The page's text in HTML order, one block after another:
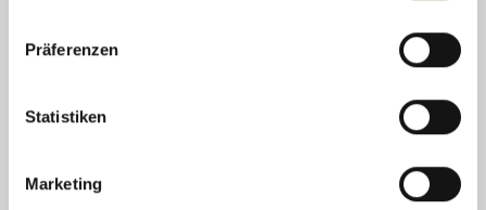
Präferenzen
Statistiken
Marketing
ESCURSIONE SULLA CIMA PUNTA CLAVA (2868
Gita meritevole con vista panoramica su tutta la vallata. Punto di